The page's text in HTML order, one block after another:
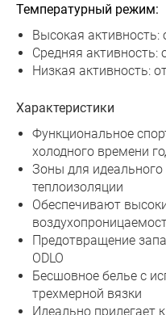
Температурный режим:
Высокая активность:
Средняя активность:
Низкая активность:
Характеристики
Функциональное
холодного времени
Зоны для
теплоизоляции
Обеспечивают
Предотвращение
ODLO
Бесшовное белье с
трехмерной вязки
Идеально прилегает